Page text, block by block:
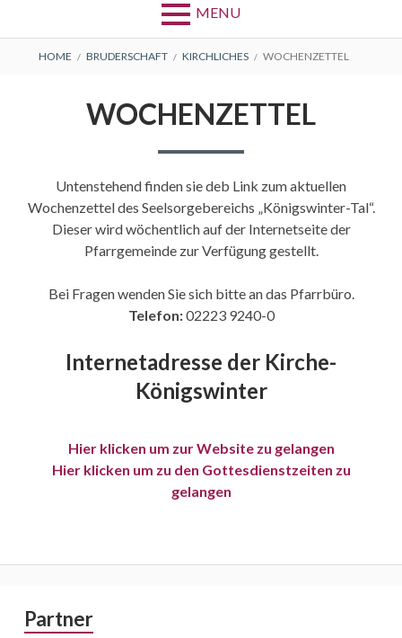
MENU
BREADCRUMBS
HOME BRUDERSCHAFT KIRCHLICHES WOCHENZETTEL
WOCHENZETTEL
Untenstehend finden sie deb Link zum aktuellen
Wochenzettel des Seelsorgebereichs „Königswinter-Tal“.
Dieser wird wöchentlich auf der Internetseite der
Pfarrgemeinde zur Verfügung gestellt.
Bei Fragen wenden Sie sich bitte an das Pfarrbüro.
Telefon:02223 9240-0
Internetadresse der Kirche-
Königswinter
Hier klicken um zur Website zu gelangen
Hier klicken um zu den Gottesdienstzeiten zu
gelangen
Primary
Partner